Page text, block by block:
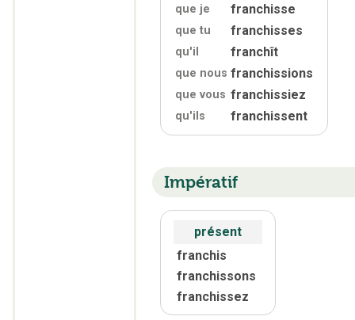
que je franchisse
que tu franchisses
qu'il franchît
que nous franchissions
que vous franchissiez
qu'ils franchissent
Impératif
présent
franchis
franchissons
franchissez